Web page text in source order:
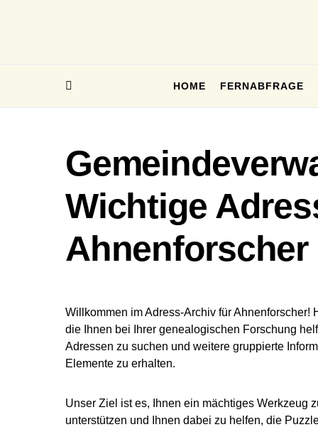
HOME FERNABFRAGE
Wichtige
Ahnenforscher
Willkommen im Adress-Archiv für
die Ihnen bei Ihrer genealogischen Forschung
Adressen zu suchen und weitere gruppierte
Elemente zu erhalten.
Unser Ziel ist es, Ihnen ein mächtiges Werkzeug
unterstützen und Ihnen dabei zu helfen, die